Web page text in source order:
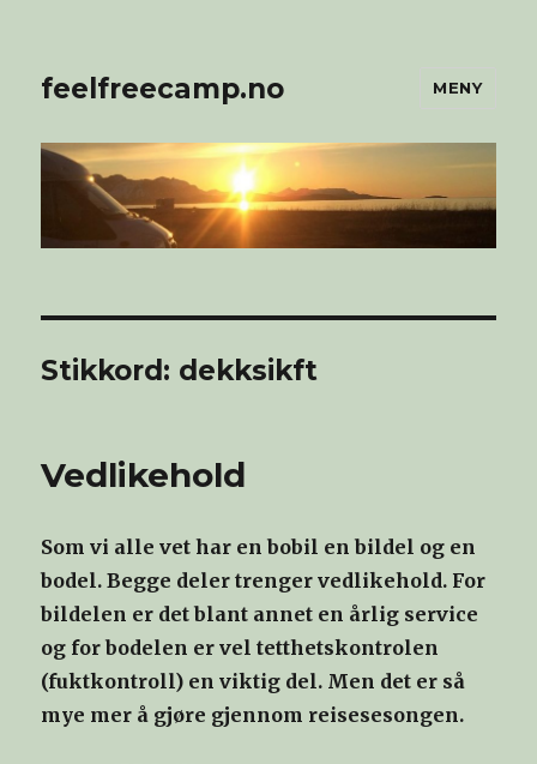
feelfreecamp.no MENY
Stikkord: dekksikft
Vedlikehold
Som vi alle vet har en bobil en bildel og en
bodel. Begge deler trenger vedlikehold. For
bildelen er det blant annet en årlig service
og for bodelen er vel tetthetskontrolen
(fuktkontroll) en viktig del. Men det er så
mye mer å gjøre gjennom reisesesongen.